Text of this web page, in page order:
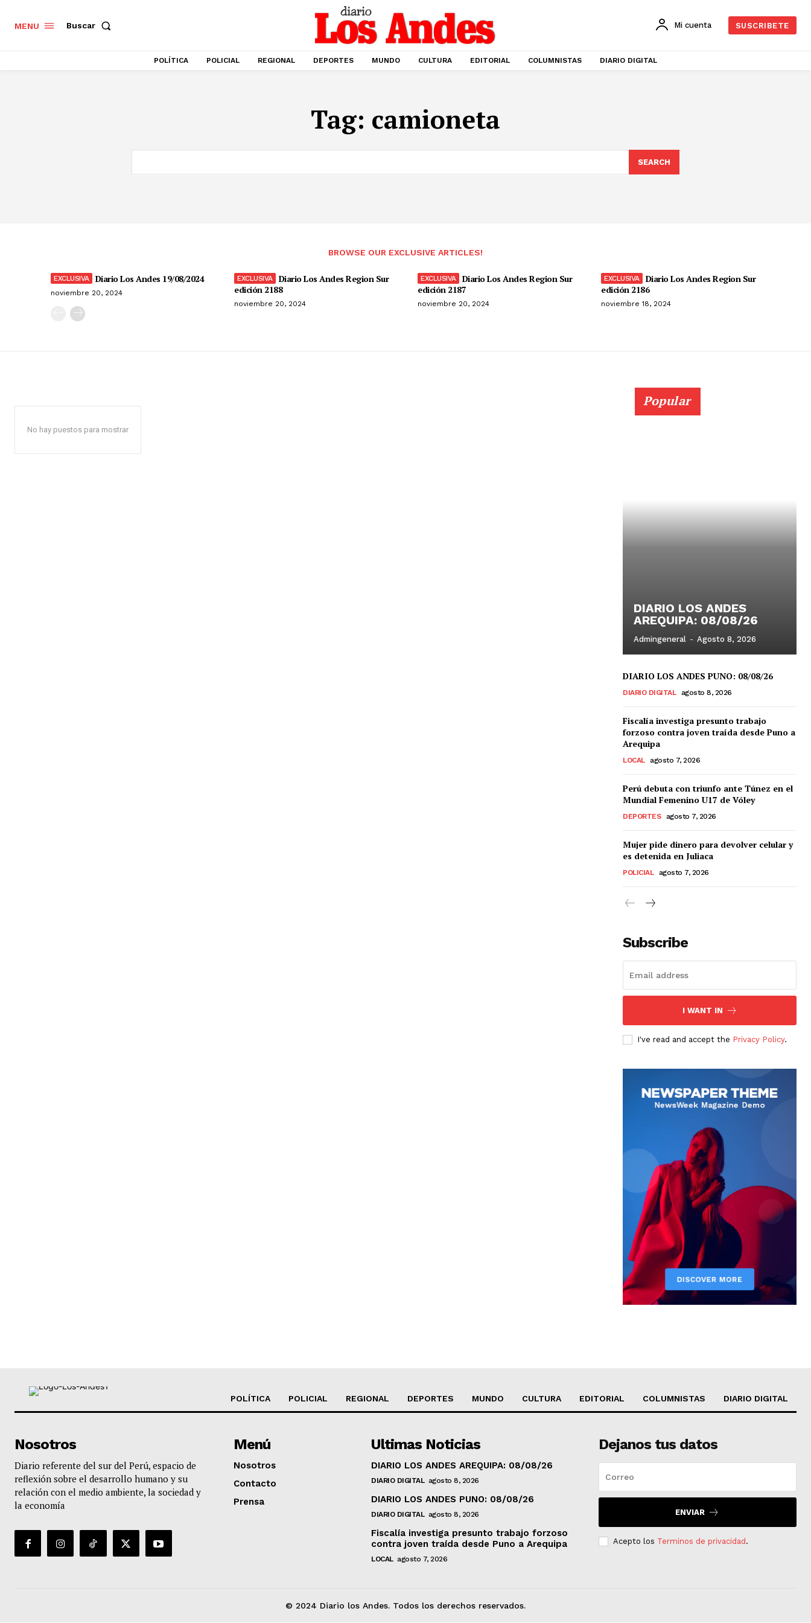
MENU Buscar Mi cuenta SUSCRIBETE
POLÍTICA POLICIAL REGIONAL DEPORTES MUNDO CULTURA EDITORIAL COLUMNISTAS DIARIO DIGITAL
Tag: camioneta
SEARCH
BROWSE OUR EXCLUSIVE ARTICLES!
Diario Los Andes 19/08/2024
noviembre 20, 2024
Diario Los Andes Region Sur
edición 2188
noviembre 20, 2024
Diario Los Andes Region Sur
edición 2187
noviembre 20, 2024
Diario Los Andes Region Sur
edición 2186
noviembre 18, 2024
No hay puestos para mostrar
Popular
DIARIO LOS ANDES
AREQUIPA: 08/08/26
Admingeneral - Agosto 8, 2026
DIARIO LOS ANDES PUNO: 08/08/26
DIARIO DIGITAL agosto 8, 2026
Fiscalía investiga presunto trabajo
forzoso contra joven traída desde Puno a
Arequipa
LOCAL agosto 7, 2026
Perú debuta con triunfo ante Túnez en el
Mundial Femenino U17 de Vóley
DEPORTES agosto 7, 2026
Mujer pide dinero para devolver celular y
es detenida en Juliaca
POLICIAL agosto 7, 2026
Subscribe
I WANT IN
I've read and accept the Privacy Policy.
POLÍTICA POLICIAL REGIONAL DEPORTES MUNDO CULTURA EDITORIAL COLUMNISTAS DIARIO DIGITAL
Nosotros
Diario referente del sur del Perú, espacio de
reflexión sobre el desarrollo humano y su
relación con el medio ambiente, la sociedad y
la economía
Menú
Nosotros
Contacto
Prensa
Ultimas Noticias
DIARIO LOS ANDES AREQUIPA: 08/08/26
DIARIO DIGITAL agosto 8, 2026
DIARIO LOS ANDES PUNO: 08/08/26
DIARIO DIGITAL agosto 8, 2026
Fiscalía investiga presunto trabajo forzoso
contra joven traída desde Puno a Arequipa
LOCAL agosto 7, 2026
Dejanos tus datos
ENVIAR
Acepto los Terminos de privacidad .
© 2024 Diario los Andes. Todos los derechos reservados.